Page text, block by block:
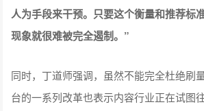
人为手段来干预。只要这个衡量和推荐标
现象就很难被完全遏制。”
同时，丁道师强调，虽然不能完全杜绝刷
台的一系列改革也表示内容行业正在试图